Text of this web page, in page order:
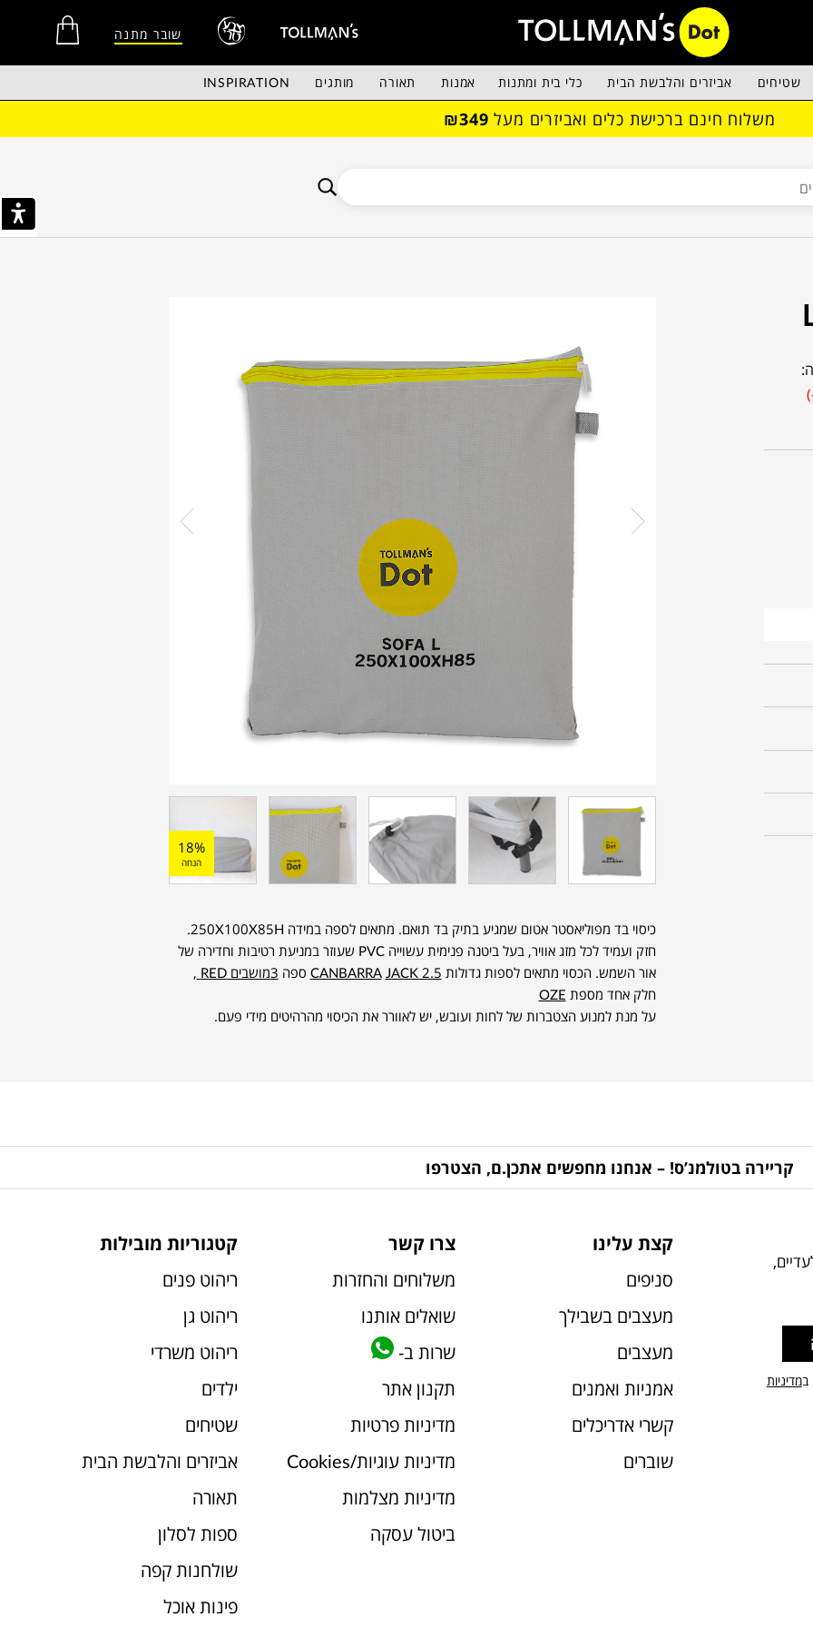
שובר מתנה
שטיחים אביזרים והלבשת הבית כלי בית ומתנות אמנות תאורה מותגים INSPIRATION
משלוח חינם ברכישת כלים ואביזרים מעל ₪349
18%
הנחה
כיסוי בד מפוליאסטר אטום שמגיע בתיק בד תואם. מתאים לספה במידה 250X100X85H.
חזק ועמיד לכל מזג אוויר, בעל ביטנה פנימית עשוייה PVC שעוזר במניעת רטיבות וחדירה של
אור השמש. הכסוי מתאים לספות גדולות
CANBARRA JACK 2.5 ספה 3מושבים RED
,
חלק אחד מספת OZE
על מנת למנוע הצטברות של לחות ועובש, יש לאוורר את הכיסוי מהרהיטים מידי פעם.
קריירה בטולמנ’ס! – אנחנו מחפשים אתכן.ם, הצטרפו
במדיניות
קצת עלינו
סניפים
מעצבים בשבילך
מעצבים
אמניות ואמנים
קשרי אדריכלים
שוברים
צרו קשר
משלוחים והחזרות
שואלים אותנו
שרות ב-
תקנון אתר
מדיניות פרטיות
מדיניות עוגיות/Cookies
מדיניות מצלמות
ביטול עסקה
קטגוריות מובילות
ריהוט פנים
ריהוט גן
ריהוט משרדי
ילדים
שטיחים
אביזרים והלבשת הבית
תאורה
ספות לסלון
שולחנות קפה
פינות אוכל